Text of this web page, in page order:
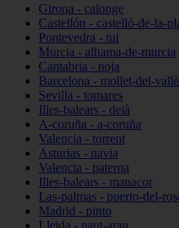
Girona - calonge
Castellón - castelló-de-la-
Pontevedra - tui
Murcia - alhama-de-murcia
Cantabria - noja
Barcelona - mollet-del-
Sevilla - tomares
Illes-balears - deià
A-coruña - a-coruña
Valencia - torrent
Asturias - navia
Valencia - paterna
Illes-balears - manacor
Las-palmas - puerto-del-
Madrid - pinto
Lleida - naut-aran